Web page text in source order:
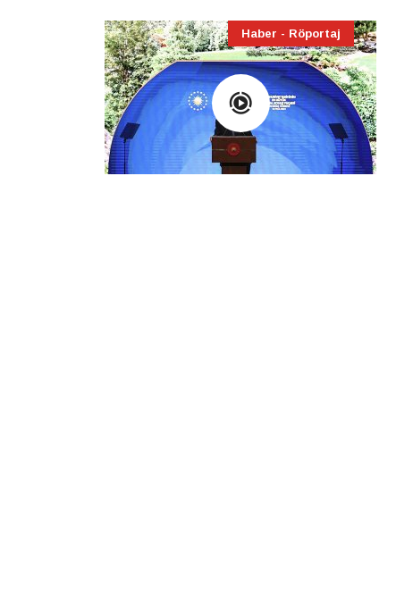
Haber - Röportaj